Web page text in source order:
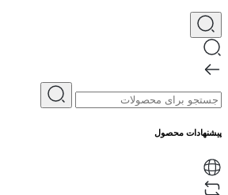
پیشنهادات محصول